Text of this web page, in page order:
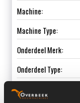
Machine:
Machine Type:
Onderdeel Merk:
Onderdeel Type: